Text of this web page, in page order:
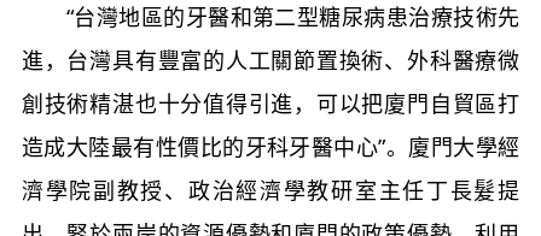
“台灣地區的牙醫和第二型糖尿病患治療技術先
進，台灣具有豐富的人工關節置換術、外科醫療微
創技術精湛也十分值得引進，可以把廈門自貿區打
造成大陸最有性價比的牙科牙醫中心”。廈門大學經
濟學院副教授、政治經濟學教研室主任丁長髮提